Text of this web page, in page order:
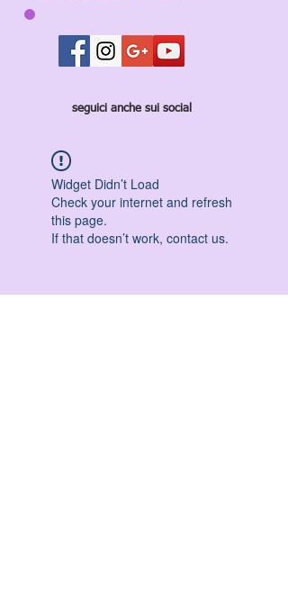
seguici anche sui social
Widget Didn’t Load
Check your internet and refresh
this page.
If that doesn’t work, contact us.